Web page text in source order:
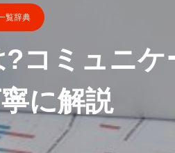
覧辞典
コミュニケ
に解説